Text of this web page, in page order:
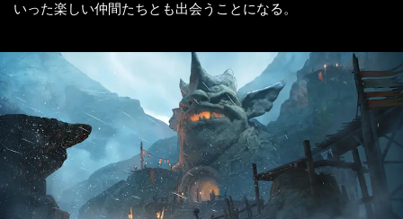
いった楽しい仲間たちとも出会うことになる。